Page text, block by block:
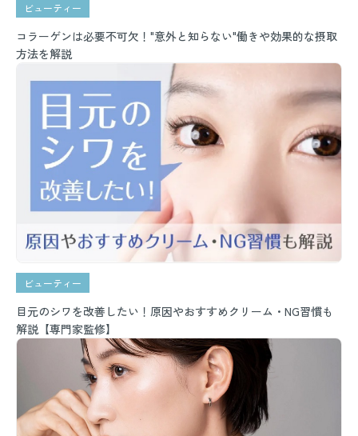
ビューティー
コラーゲンは必要不可欠！"意外と知らない"働きや効果的な摂取
方法を解説
ビューティー
目元のシワを改善したい！原因やおすすめクリーム・NG習慣も
解説【専門家監修】